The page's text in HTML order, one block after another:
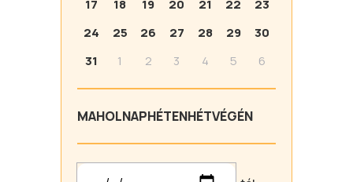
17 18 19 20 21 22
23
24
25 26 27 28 29
30
31
1 2 3 4 5 6
MAHOLNAPHÉTENHÉTVÉGÉN